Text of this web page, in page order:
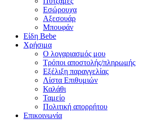
Εσώρουχα
Αξεσουάρ
Μπουφάν
Είδη Bebe
Χρήσιμα
Ο λογαριασμός μου
Τρόποι αποστολής/πληρωμής
Εξέλιξη παραγγελίας
Λίστα Επιθυμιών
Καλάθι
Ταμείο
Πολιτική απορρήτου
Επικοινωνία